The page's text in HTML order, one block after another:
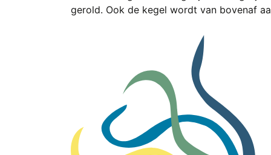
gerold. Ook de kegel wordt van bovenaf